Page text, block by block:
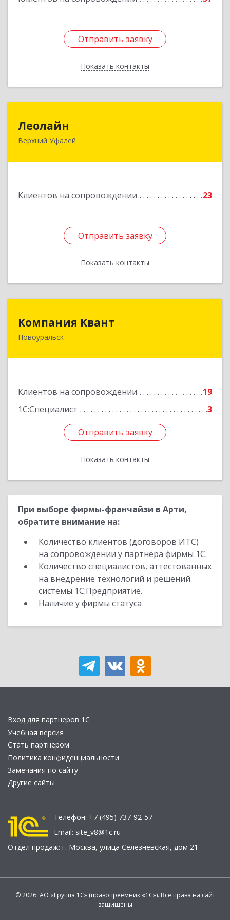
Отправить заявку
Показать контакты
Отправить заявку
Назад
Леолайн
Верхний Уфалей
Клиентов на сопровождении 23
Отправить заявку
Показать контакты
456800, Челябинская обл, Верхний Уфалей г,
Отправить заявку
Назад
Компания Квант
Новоуральск
Клиентов на сопровождении
19
1С:Специалист
3
Отправить заявку
Показать контакты
624130, Свердловская обл, Новоуральск г,
Отправить заявку
Назад
При выборе фирмы-франчайзи в Арти,
обратите внимание на:
Количество клиентов (договоров ИТС)
на сопровождении у партнера фирмы 1С.
Количество специалистов, аттестованных
на внедрение технологий и решений
системы 1С:Предприятие.
Наличие у фирмы статуса
Вход для партнеров 1С
Учебная версия
Стать партнером
Политика конфиденциальности
Замечания по сайту
Другие сайты
Телефон: +7 (495) 737-92-57
Email: site_v8@1c.ru
Отдел продаж: г. Москва, улица Селезнёвская, дом 21
© 2026 АО «Группа 1С» (правопреемник «1С»). Все права на сайт
защищены